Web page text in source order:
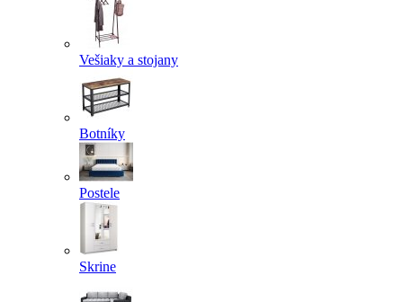
Vešiaky a stojany
Botníky
Postele
Skrine